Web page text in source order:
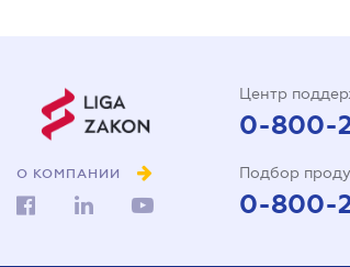
О КОМПАНИИ
Центр
0-800-
Подбор
0-800-